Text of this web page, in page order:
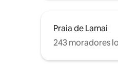
Praia de Lamai
243 moradores